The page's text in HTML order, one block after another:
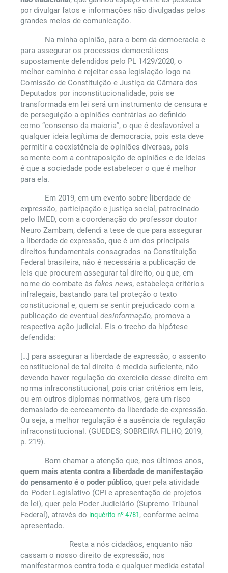
por divulgar fatos e informações não divulgadas pelos
grandes meios de comunicação.
Na minha opinião, para o bem da democracia e
para assegurar os processos democráticos
supostamente defendidos pelo PL 1429/2020, o
melhor caminho é rejeitar essa legislação logo na
Comissão de Constituição e Justiça da Câmara dos
Deputados por inconstitucionalidade, pois se
transformada em lei será um instrumento de censura e
de perseguição a opiniões contrárias ao definido
como “consenso da maioria”, o que é desfavorável a
qualquer ideia legítima de democracia, pois esta deve
permitir a coexistência de opiniões diversas, pois
somente com a contraposição de opiniões e de ideias
é que a sociedade pode estabelecer o que é melhor
para ela.
Em 2019, em um evento sobre liberdade de
expressão, participação e justiça social, patrocinado
pelo IMED, com a coordenação do professor doutor
Neuro Zambam, defendi a tese de que para assegurar
a liberdade de expressão, que é um dos principais
direitos fundamentais consagrados na Constituição
Federal brasileira, não é necessária a publicação de
leis que procurem assegurar tal direito, ou que, em
nome do combate às fakes news, estabeleça critérios
infralegais, bastando para tal proteção o texto
constitucional e, quem se sentir prejudicado com a
publicação de eventual desinformação, promova a
respectiva ação judicial. Eis o trecho da hipótese
defendida:
[…] para assegurar a liberdade de expressão, o assento
constitucional de tal direito é medida suficiente, não
devendo haver regulação do exercício desse direito em
norma infraconstitucional, pois criar critérios em leis,
ou em outros diplomas normativos, gera um risco
demasiado de cerceamento da liberdade de expressão.
Ou seja, a melhor regulação é a ausência de regulação
infraconstitucional. (GUEDES; SOBREIRA FILHO, 2019,
p. 219).
Bom chamar a atenção que, nos últimos anos,
quem mais atenta contra a liberdade de manifestação
do pensamento é o poder público, quer pela atividade
do Poder Legislativo (CPI e apresentação de projetos
de lei), quer pelo Poder Judiciário (Supremo Tribunal
Federal), através do inquérito nº 4781, conforme acima
apresentado.
Resta a nós cidadãos, enquanto não
cassam o nosso direito de expressão, nos
manifestarmos contra toda e qualquer medida estatal